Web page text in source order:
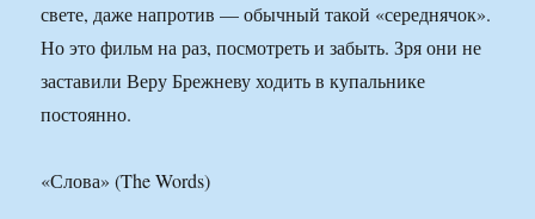
свете, даже напротив — обычный такой «середнячок».
Но это фильм на раз, посмотреть и забыть. Зря они не
заставили Веру Брежневу ходить в купальнике
постоянно.
«Слова» (The Words)